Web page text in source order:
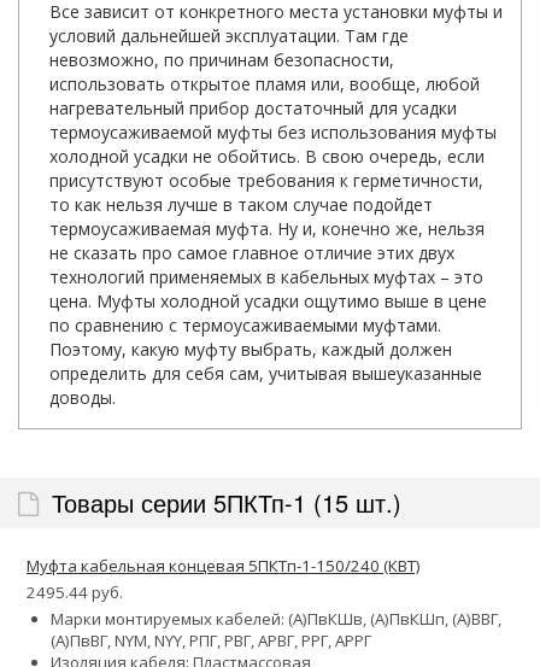
Все зависит от конкретного места установки муфты и
условий дальнейшей эксплуатации. Там где
невозможно, по причинам безопасности,
использовать открытое пламя или, вообще, любой
нагревательный прибор достаточный для усадки
термоусаживаемой муфты без использования муфты
холодной усадки не обойтись. В свою очередь, если
присутствуют особые требования к герметичности,
то как нельзя лучше в таком случае подойдет
термоусаживаемая муфта. Ну и, конечно же, нельзя
не сказать про самое главное отличие этих двух
технологий применяемых в кабельных муфтах – это
цена. Муфты холодной усадки ощутимо выше в цене
по сравнению с термоусаживаемыми муфтами.
Поэтому, какую муфту выбрать, каждый должен
определить для себя сам, учитывая вышеуказанные
доводы.
Товары серии 5ПКТп-1 (15 шт.)
Муфта кабельная концевая 5ПКТп-1-150/240 (КВТ)
2495.44 руб.
Марки монтируемых кабелей: (А)ПвКШв, (А)ПвКШп, (А)ВВГ,
(А)ПвВГ, NYM, NYY, РПГ, РВГ, АРВГ, РРГ, АРРГ
Изоляция кабеля: Пластмассовая